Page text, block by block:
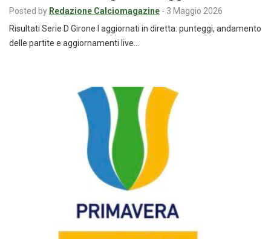
Posted by Redazione Calciomagazine - 3 Maggio 2026
Risultati Serie D Girone I aggiornati in diretta: punteggi, andamento
delle partite e aggiornamenti live…